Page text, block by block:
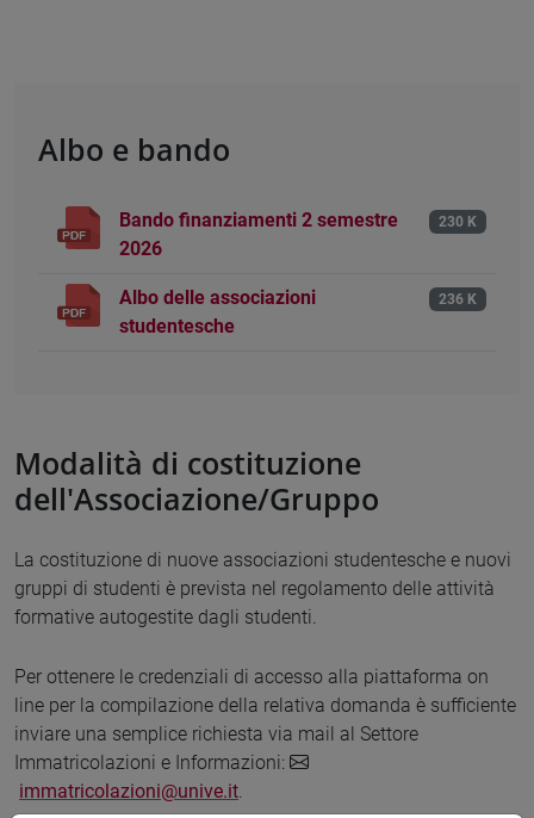
Albo e bando
Bando finanziamenti 2 semestre
2026
230 K
Albo delle associazioni
studentesche
236 K
Modalità di costituzione
dell'Associazione/Gruppo
La costituzione di nuove associazioni studentesche e nuovi
gruppi di studenti è prevista nel regolamento delle attività
formative autogestite dagli studenti.
Per ottenere le credenziali di accesso alla piattaforma on
line per la compilazione della relativa domanda è sufficiente
inviare una semplice richiesta via mail al Settore
Immatricolazioni e Informazioni:
immatricolazioni@unive.it.